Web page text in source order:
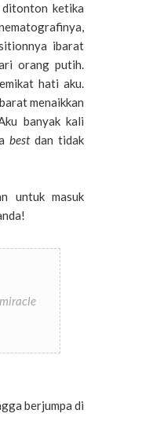
ketika
ibarat
orang putih.
hati aku.
menaikkan
banyak kali
bestdan tidak
untuk masuk
berjumpa di